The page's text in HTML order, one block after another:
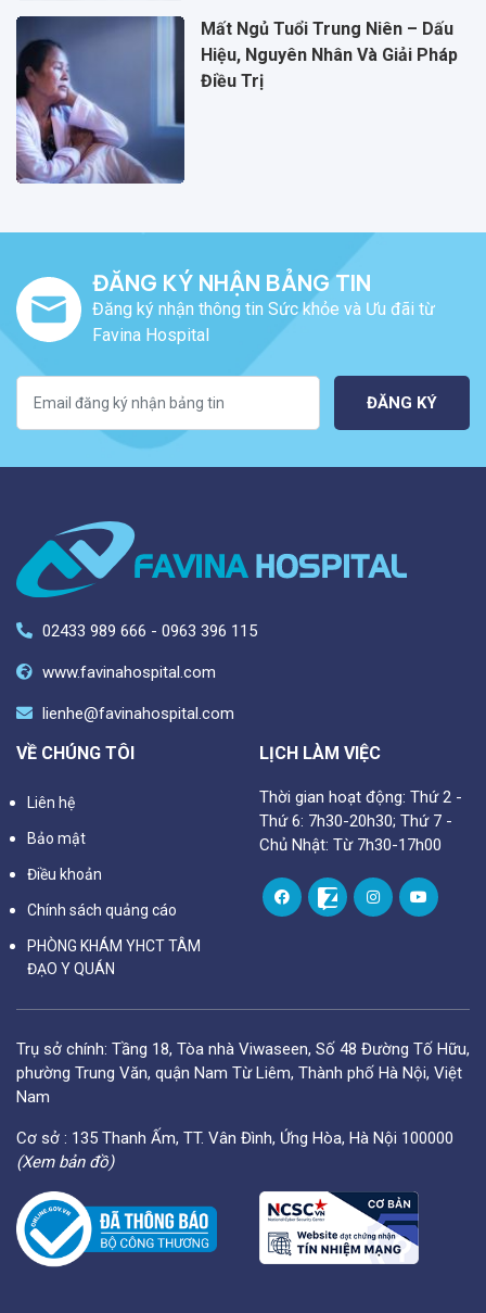
Mất Ngủ Tuổi Trung Niên – Dấu
Hiệu, Nguyên Nhân Và Giải Pháp
Điều Trị
ĐĂNG KÝ NHẬN BẢNG TIN
Đăng ký nhận thông tin Sức khỏe và Ưu đãi từ
Favina Hospital
ĐĂNG KÝ
02433 989 666 - 0963 396 115
www.favinahospital.com
lienhe@favinahospital.com
VỀ CHÚNG TÔI
Liên hệ
Bảo mật
Điều khoản
Chính sách quảng cáo
PHÒNG KHÁM YHCT TÂM
ĐẠO Y QUÁN
LỊCH LÀM VIỆC
Thời gian hoạt động: Thứ 2 -
Thứ 6: 7h30-20h30; Thứ 7 -
Chủ Nhật: Từ 7h30-17h00
Trụ sở chính: Tầng 18, Tòa nhà Viwaseen, Số 48 Đường Tố Hữu,
phường Trung Văn, quận Nam Từ Liêm, Thành phố Hà Nội, Việt
Nam
Cơ sở : 135 Thanh Ấm, TT. Vân Đình, Ứng Hòa, Hà Nội 100000
(Xem bản đồ)